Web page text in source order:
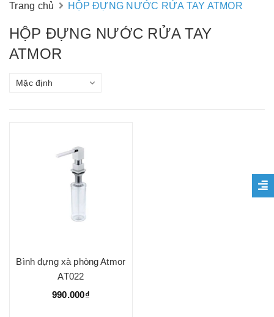
Trang chủ HỘP ĐỰNG NƯỚC RỬA TAY ATMOR
HỘP ĐỰNG NƯỚC RỬA TAY
ATMOR
Mặc định
Bình đựng xà phòng Atmor
AT022
990.000₫